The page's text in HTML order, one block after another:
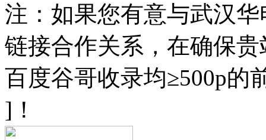
注：如果您有意与武汉
链接合作关系，在确保
百度谷哥收录均≥500p
]！